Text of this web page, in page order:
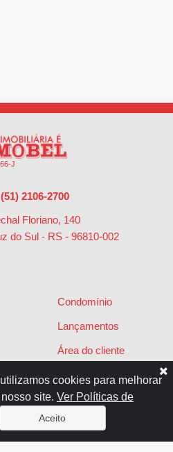
J
2106-2700
Floriano, 140
do Sul - RS - 96810-002
Condomínio
Lançamentos
Área do cliente
Políticas de privacidade
Contato
cookies para melhorar
site. Ver Políticas de
Aceito